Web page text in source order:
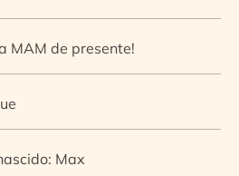
MAM de presente!
Max